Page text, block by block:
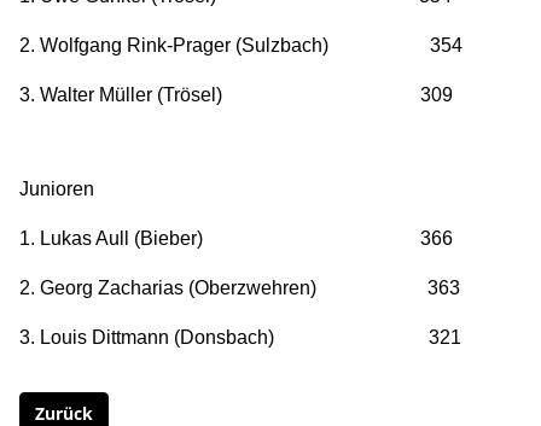
2. Wolfgang Rink-Prager (Sulzbach) 354
3. Walter Müller (Trösel) 309
Junioren
1. Lukas Aull (Bieber) 366
2. Georg Zacharias (Oberzwehren) 363
3. Louis Dittmann (Donsbach) 321
Zurück